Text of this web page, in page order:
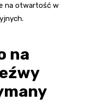
na otwartość w
na